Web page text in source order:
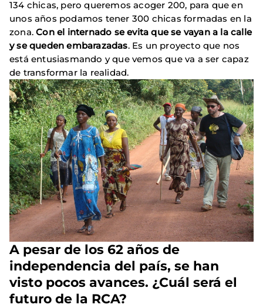
134 chicas, pero queremos acoger 200, para que en
unos años podamos tener 300 chicas formadas en la
zona.Con el internado se evita que se vayan a la calle
y se queden embarazadas. Es un proyecto que nos
está entusiasmando y que vemos que va a ser capaz
de transformar la realidad.
A pesar de los 62 años de
independencia del país, se han
visto pocos avances. ¿Cuál será el
futuro de la RCA?